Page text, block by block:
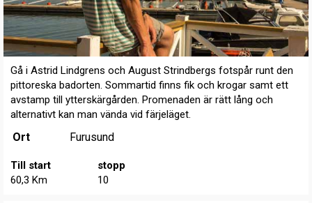
Gå i Astrid Lindgrens och August Strindbergs fotspår runt den
pittoreska badorten. Sommartid finns fik och krogar samt ett
avstamp till ytterskärgården. Promenaden är rätt lång och
alternativt kan man vända vid färjeläget.
Ort Furusund
Till start
60,3 Km
stopp
10